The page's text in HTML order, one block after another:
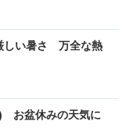
しい暑さ 万全な熱
お盆休みの天気に